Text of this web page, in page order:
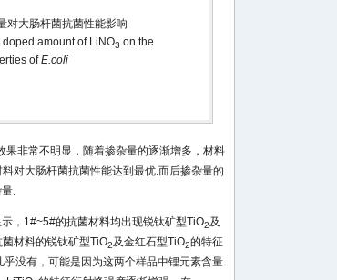
对大肠杆菌抗菌性能影响
doped amount of LiNO3 on the
ofE.coli
果非常不明显，随着掺杂量的逐渐增多，材料
料对大肠杆菌抗菌性能达到最优.而后掺杂量的
.
，1#~5#的抗菌材料均出现锐钛矿型TiO2及
菌材料的锐钛矿型TiO2及金红石型TiO2的特征
乎没有，可能是因为这两个样品中锂元素含量